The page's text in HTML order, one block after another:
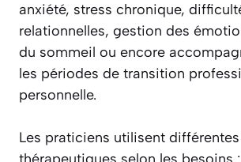
anxiété, stress chronique,
relationnelles, gestion des
du sommeil ou encore
les périodes de transition
personnelle.
Les praticiens utilisent